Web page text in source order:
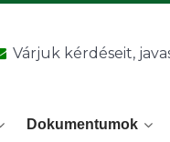
Várjuk kérdéseit,
Dokumentumok